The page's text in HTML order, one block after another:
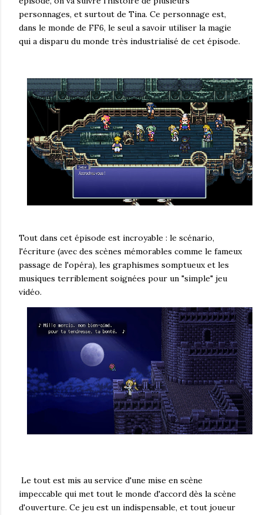
personnages, et surtout de Tina. Ce personnage est,
dans le monde de FF6, le seul a savoir utiliser la magie
qui a disparu du monde très industrialisé de cet épisode.
Tout dans cet épisode est incroyable : le scénario,
l'écriture (avec des scènes mémorables comme le fameux
passage de l'opéra), les graphismes somptueux et les
musiques terriblement soignées pour un "simple" jeu
vidéo.
Le tout est mis au service d'une mise en scène
impeccable qui met tout le monde d'accord dès la scène
d'ouverture. Ce jeu est un indispensable, et tout joueur